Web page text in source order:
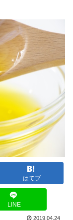
はてブ
LINE
2019.04.24